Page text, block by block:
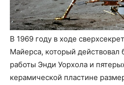
В 1969 году в ходе
Майерса, который
работы Энди Уорхола и
керамической пластине